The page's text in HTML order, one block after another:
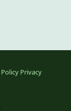
Policy Privacy